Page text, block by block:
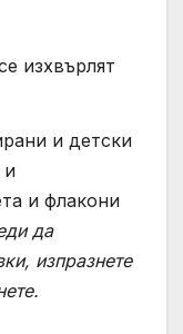
изхвърлят
и детски
и
и флакони
да
изпразнете